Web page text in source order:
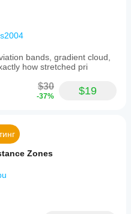
bands, gradient cloud,
how stretched pri
$30
-37% $19
Zones